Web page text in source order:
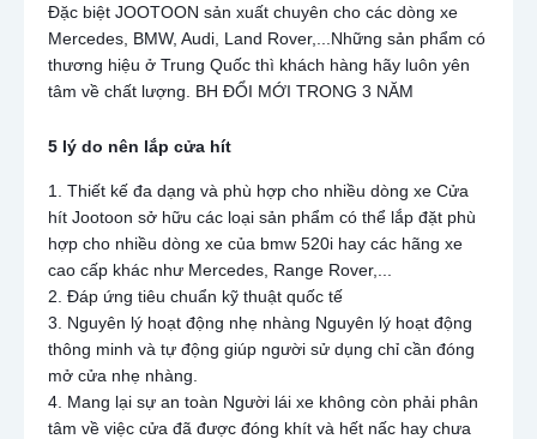
Đặc biệt JOOTOON sản xuất chuyên cho các dòng xe
Mercedes, BMW, Audi, Land Rover,...Những sản phẩm có
thương hiệu ở Trung Quốc thì khách hàng hãy luôn yên
tâm về chất lượng. BH ĐỔI MỚI TRONG 3 NĂM
5 lý do nên lắp cửa hít
1. Thiết kế đa dạng và phù hợp cho nhiều dòng xe Cửa
hít Jootoon sở hữu các loại sản phẩm có thể lắp đặt phù
hợp cho nhiều dòng xe của bmw 520i hay các hãng xe
cao cấp khác như Mercedes, Range Rover,...
2. Đáp ứng tiêu chuẩn kỹ thuật quốc tế
3. Nguyên lý hoạt động nhẹ nhàng Nguyên lý hoạt động
thông minh và tự động giúp người sử dụng chỉ cần đóng
mở cửa nhẹ nhàng.
4. Mang lại sự an toàn Người lái xe không còn phải phân
tâm về việc cửa đã được đóng khít và hết nấc hay chưa